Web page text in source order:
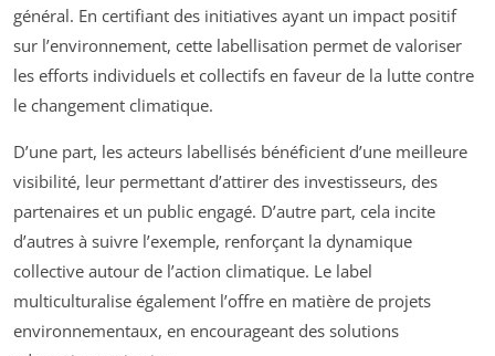
général. En certifiant des initiatives ayant un impact positif
sur l’environnement, cette labellisation permet de valoriser
les efforts individuels et collectifs en faveur de la lutte contre
le changement climatique.
D’une part, les acteurs labellisés bénéficient d’une meilleure
visibilité, leur permettant d’attirer des investisseurs, des
partenaires et un public engagé. D’autre part, cela incite
d’autres à suivre l’exemple, renforçant la dynamique
collective autour de l’action climatique. Le label
multiculturalise également l’offre en matière de projets
environnementaux, en encourageant des solutions